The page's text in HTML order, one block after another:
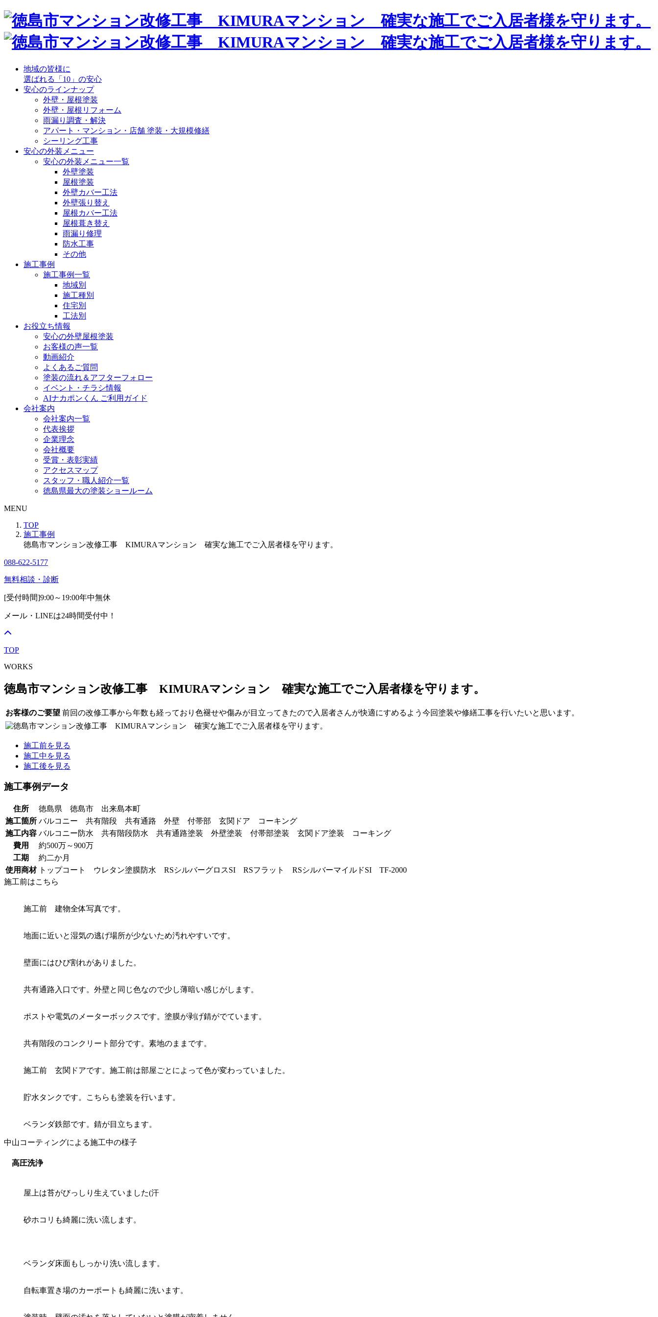
地域の皆様に
選ばれる「10」の安心
安心のラインナップ
外壁・屋根塗装
外壁・屋根リフォーム
雨漏り調査・解決
アパート・マンション・店舗 塗装・大規模修繕
シーリング工事
安心の外装メニュー
安心の外装メニュー一覧
外壁塗装
屋根塗装
外壁カバー工法
外壁張り替え
屋根カバー工法
屋根葺き替え
雨漏り修理
防水工事
その他
施工事例
施工事例一覧
地域別
施工種別
住宅別
工法別
お役立ち情報
安心の外壁屋根塗装
お客様の声一覧
動画紹介
よくあるご質問
塗装の流れ＆アフターフォロー
イベント・チラシ情報
AIナカポンくん ご利用ガイド
会社案内
会社案内一覧
代表挨拶
企業理念
会社概要
受賞・表彰実績
アクセスマップ
スタッフ・職人紹介一覧
徳島県最大の塗装ショールーム
MENU
TOP
施工事例
徳島市マンション改修工事 KIMURAマンション 確実な施工でご入居者様を守ります。
088-622-5177
無料相談・診断
[受付時間]9:00～19:00年中無休
メール・LINEは24時間受付中！
TOP
WORKS
徳島市マンション改修工事 KIMURAマンション 確実な施工でご入居者様を守ります。
お客様のご要望 前回の改修工事から年数も経っており色褪せや傷みが目立ってきたので入居者さんが快適にすめるよう今回塗装や修繕工事を行いたいと思います。
施工前を見る
施工中を見る
施工後を見る
施工事例データ
住所
徳島県 徳島市 出来島本町
施工箇所 バルコニー 共有階段 共有通路 外壁 付帯部 玄関ドア コーキング
施工内容 バルコニー防水 共有階段防水 共有通路塗装 外壁塗装 付帯部塗装 玄関ドア塗装 コーキング
費用
約500万～900万
工期
約二か月
使用商材 トップコート ウレタン塗膜防水 RSシルバーグロスSI RSフラット RSシルバーマイルドSI TF-2000
施工前はこちら
施工前 建物全体写真です。
地面に近いと湿気の逃げ場所が少ないため汚れやすいです。
壁面にはひび割れがありました。
共有通路入口です。外壁と同じ色なので少し薄暗い感じがします。
ポストや電気のメーターボックスです。塗膜が剥げ錆がでています。
共有階段のコンクリート部分です。素地のままです。
施工前 玄関ドアです。施工前は部屋ごとによって色が変わっていました。
貯水タンクです。こちらも塗装を行います。
ベランダ鉄部です。錆が目立ちます。
中山コーティングによる施工中の様子
高圧洗浄
屋上は苔がびっしり生えていました(汗
砂ホコリも綺麗に洗い流します。
ベランダ床面もしっかり洗い流します。
自転車置き場のカーポートも綺麗に洗います。